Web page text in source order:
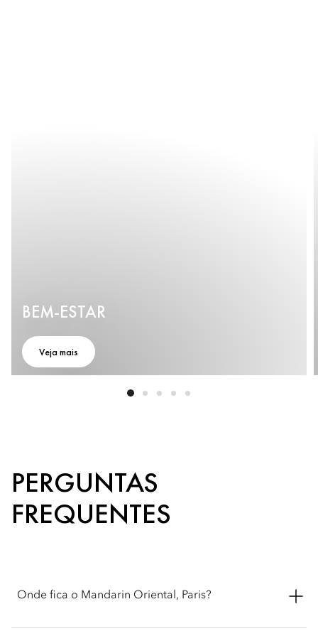
BEM-ESTAR
Veja mais
PERGUNTAS
FREQUENTES
Onde fica o Mandarin Oriental, Paris?